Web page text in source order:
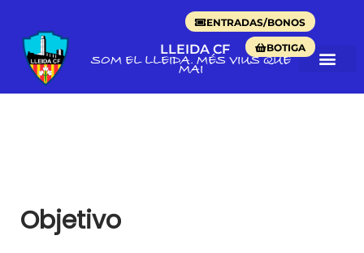
ENTRADAS/BONOS
BOTIGA
LLEIDA CF
SOM EL LLEIDA. MÉS VIUS QUE
MAI
Objetivo